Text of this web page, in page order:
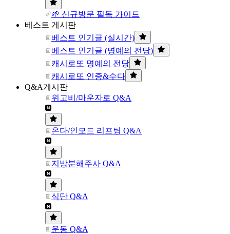
🌱 신규방문 필독 가이드
베스트 게시판
베스트 인기글 (실시간)
베스트 인기글 (명예의 전당)
캐시로또 명예의 전당
캐시로또 인증&수다
Q&A게시판
위고비/마운자로 Q&A
온다/인모드 리프팅 Q&A
지방분해주사 Q&A
식단 Q&A
운동 Q&A